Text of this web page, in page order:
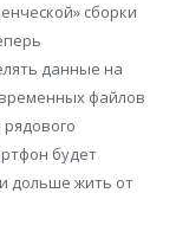
сборки
данные на
файлов
будет
дольше жить от